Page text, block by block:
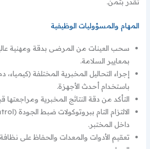
المهام والمسؤوليات الوظيفية
سحب العينات من المرضى بدقة ومهنية
بمعايير السلامة.
إجراء التحاليل المخبرية المختلفة (كيمياء،
باستخدام أحدث الأجهزة.
التأكد من دقة النتائج المخبرية ومراجعتها
داخل المختبر.
تعقيم الأدوات والمعدات والحفاظ على